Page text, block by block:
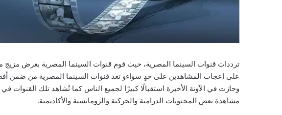
ترددات قنوات السينما المصرية، حيث قوم قنوات السينما المصرية بعرض مزيج من
على إعجاب المشاهدين على حدٍ سواءو تعد قنوات السينما المصرية من ضمن
وحازت في الآونة الأخيرة استقبالًا كبيرًا لجميع الناس كما تُشاهد تلك القنوات
مشاهدة بعض المحتويات الدرامية والحركية والرومانسية والأكاديمية.